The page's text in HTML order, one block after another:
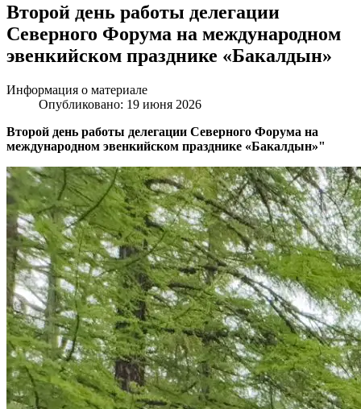
Второй день работы делегации
Северного Форума на международном
эвенкийском празднике «Бакалдын»
Информация о материале
Опубликовано: 19 июня 2026
Второй день работы делегации Северного Форума на
международном эвенкийском празднике «Бакалдын»"